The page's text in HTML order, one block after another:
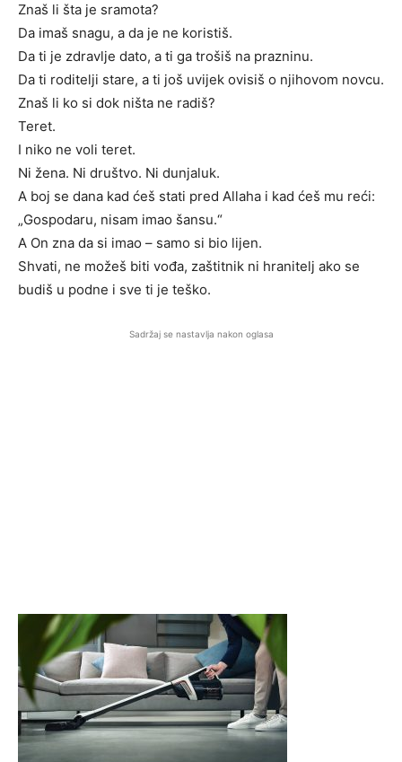
Znaš li šta je sramota?
Da imaš snagu, a da je ne koristiš.
Da ti je zdravlje dato, a ti ga trošiš na prazninu.
Da ti roditelji stare, a ti još uvijek ovisiš o njihovom novcu.
Znaš li ko si dok ništa ne radiš?
Teret.
I niko ne voli teret.
Ni žena. Ni društvo. Ni dunjaluk.
A boj se dana kad ćeš stati pred Allaha i kad ćeš mu reći:
„Gospodaru, nisam imao šansu.“
A On zna da si imao – samo si bio lijen.
Shvati, ne možeš biti vođa, zaštitnik ni hranitelj ako se
budiš u podne i sve ti je teško.
Sadržaj se nastavlja nakon oglasa